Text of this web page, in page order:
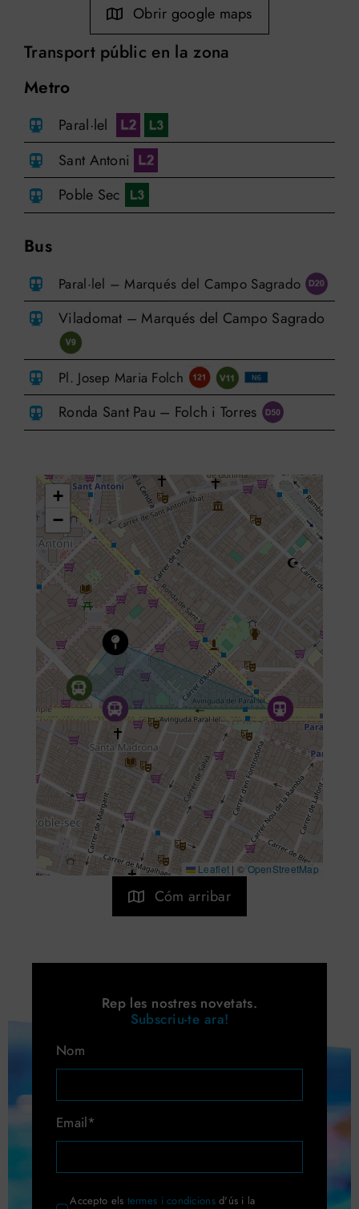
Obrir google maps
Transport públic en la zona
Metro
Paral·lel
Sant Antoni
Poble Sec
Bus
Paral·lel – Marqués del Campo Sagrado
Viladomat – Marqués del Campo Sagrado
Pl. Josep Maria Folch
Ronda Sant Pau – Folch i Torres
+
−
Leaflet | © OpenStreetMap
Cóm arribar
Rep les nostres novetats.
Subscriu-te ara!
Nom
Email*
Accepto els termes i condicionsd'ús i la